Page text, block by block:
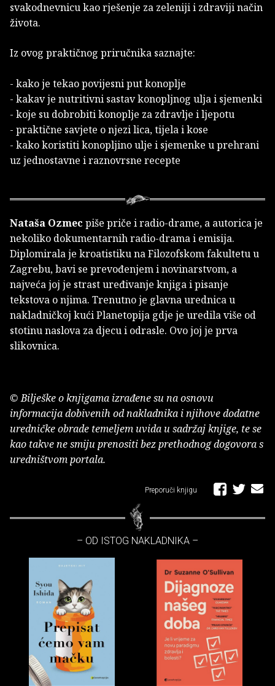
svakodnevnicu kao rješenje za zeleniji i zdraviji način
života.
Iz ovog praktičnog priručnika saznajte:
- kako je tekao povijesni put konoplje
- kakav je nutritivni sastav konopljnog ulja i sjemenki
- koje su dobrobiti konoplje za zdravlje i ljepotu
- praktične savjete o njezi lica, tijela i kose
- kako koristiti konopljino ulje i sjemenke u prehrani
uz jednostavne i raznovrsne recepte
Nataša Ozmec piše priče i radio-drame, a autorica je
nekoliko dokumentarnih radio-drama i emisija.
Diplomirala je kroatistiku na Filozofskom fakultetu u
Zagrebu, bavi se prevođenjem i novinarstvom, a
najveća joj je strast uređivanje knjiga i pisanje
tekstova o njima. Trenutno je glavna urednica u
nakladničkoj kući Planetopija gdje je uredila više od
stotinu naslova za djecu i odrasle. Ovo joj je prva
slikovnica.
© Bilješke o knjigama izrađene su na osnovu
informacija dobivenih od nakladnika i njihove dodatne
uredničke obrade temeljem uvida u sadržaj knjige, te se
kao takve ne smiju prenositi bez prethodnog dogovora s
uredništvom portala.
Preporuči knjigu
– OD ISTOG NAKLADNIKA –